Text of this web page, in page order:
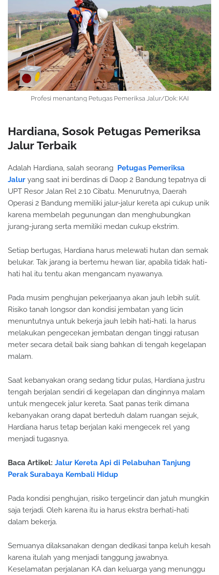
Profesi menantang Petugas Pemeriksa Jalur/Dok: KAI
Hardiana, Sosok Petugas Pemeriksa
Jalur Terbaik
Adalah Hardiana, salah seorang Petugas Pemeriksa
Jalur yang saat ini berdinas di Daop 2 Bandung tepatnya di
UPT Resor Jalan Rel 2.10 Cibatu. Menurutnya, Daerah
Operasi 2 Bandung memiliki jalur-jalur kereta api cukup unik
karena membelah pegunungan dan menghubungkan
jurang-jurang serta memiliki medan cukup ekstrim.
Setiap bertugas, Hardiana harus melewati hutan dan semak
belukar. Tak jarang ia bertemu hewan liar, apabila tidak hati-
hati hal itu tentu akan mengancam nyawanya.
Pada musim penghujan pekerjaanya akan jauh lebih sulit.
Risiko tanah longsor dan kondisi jembatan yang licin
menuntutnya untuk bekerja jauh lebih hati-hati. Ia harus
melakukan pengecekan jembatan dengan tinggi ratusan
meter secara detail baik siang bahkan di tengah kegelapan
malam.
Saat kebanyakan orang sedang tidur pulas, Hardiana justru
tengah berjalan sendiri di kegelapan dan dinginnya malam
untuk mengecek jalur kereta. Saat panas terik dimana
kebanyakan orang dapat berteduh dalam ruangan sejuk,
Hardiana harus tetap berjalan kaki mengecek rel yang
menjadi tugasnya.
Baca Artikel: Jalur Kereta Api di Pelabuhan Tanjung
Perak Surabaya Kembali Hidup
Pada kondisi penghujan, risiko tergelincir dan jatuh mungkin
saja terjadi. Oleh karena itu ia harus ekstra berhati-hati
dalam bekerja.
Semuanya dilaksanakan dengan dedikasi tanpa keluh kesah
karena itulah yang menjadi tanggung jawabnya.
Keselamatan perjalanan KA dan keluarga yang menunggu